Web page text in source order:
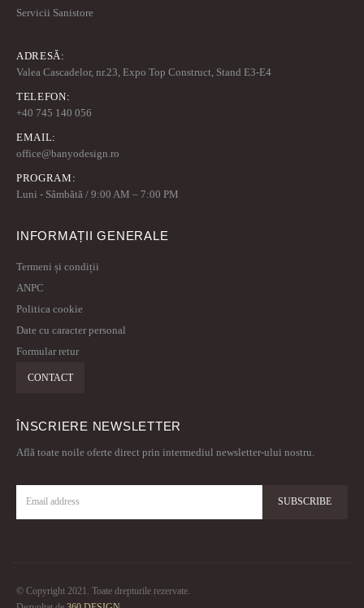
Servicii Sanistore
ADRESĂ:
Valea Cascadelor, nr.23, Expo Top Construct, Stand E3-E4
TELEFON:
+40 745 140 056
EMAIL:
office@banyodesign.ro
PROGRAM:
Luni - Sâmbătă / 9:00 AM – 7:00 PM
INFORMAȚII GENERALE
Termeni și condiții
ANPC
Politica cookie
Date cu caracter personal
Formular retur
CONTACT
ÎNSCRIERE NEWSLETTER
Află toate noile oferte direct prin intermediul newsletter-ului nostru.
© Copyright 2021. Toate drepturile rezervate.